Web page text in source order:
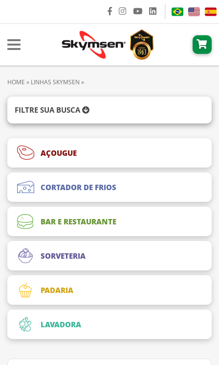
HOME » LINHAS SKYMSEN »
FILTRE SUA BUSCA
AÇOUGUE
CORTADOR DE FRIOS
BAR E RESTAURANTE
SORVETERIA
PADARIA
LAVADORA